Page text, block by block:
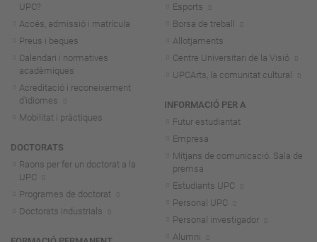
UPC?
Accés, admissió i matrícula
Preus i beques
Calendari i normatives
acadèmiques
Acreditació i reconeixement
d'idiomes
Mobilitat i pràctiques
DOCTORATS
Raons per fer un doctorat a la
UPC
Programes de doctorat
Doctorats industrials
Esports
Borsa de treball
Allotjaments
Centre Universitari de la Visió
UPCArts, la comunitat cultural
INFORMACIÓ PER A
Futur estudiantat
Empresa
Mitjans de comunicació. Sala de
premsa
Estudiants UPC
Personal UPC
Personal investigador
Alumni